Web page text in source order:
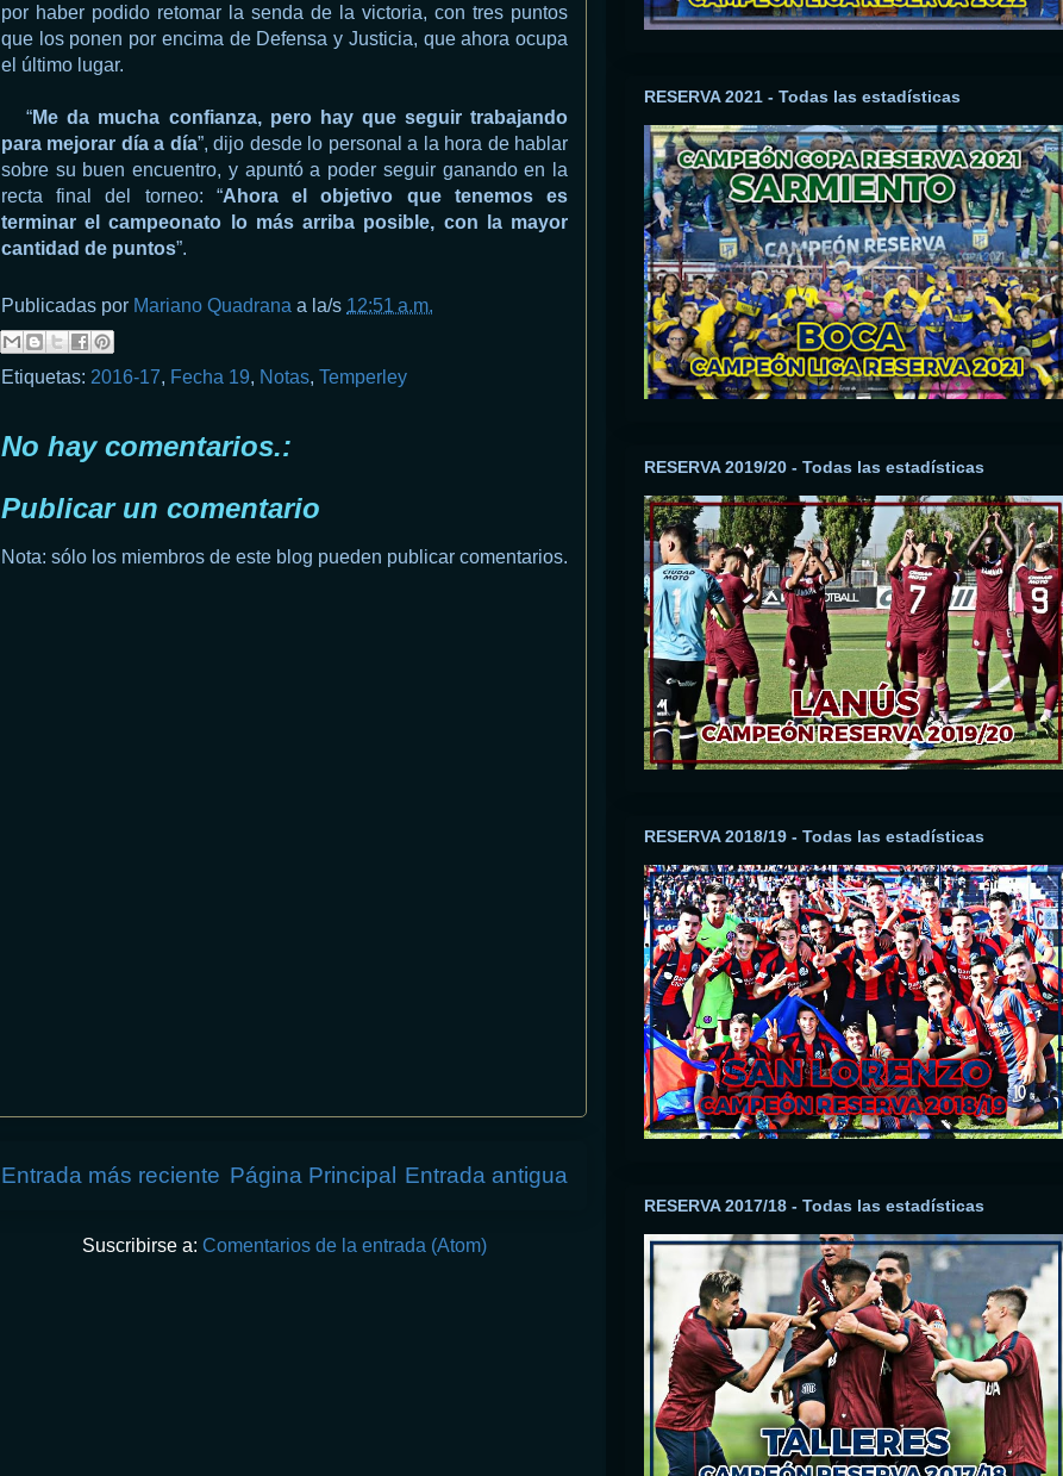
por haber podido retomar la senda de la victoria, con tres puntos
que los ponen por encima de Defensa y Justicia, que ahora ocupa
el último lugar.
“Me da mucha confianza, pero hay que seguir trabajando
para mejorar día a día”, dijo desde lo personal a la hora de hablar
sobre su buen encuentro, y apuntó a poder seguir ganando en la
recta final del torneo: “Ahora el objetivo que tenemos es
terminar el campeonato lo más arriba posible, con la mayor
cantidad de puntos”.
Publicadas por Mariano Quadrana a la/s 12:51 a.m.
Etiquetas: 2016-17, Fecha 19, Notas, Temperley
No hay comentarios.:
Publicar un comentario
Nota: sólo los miembros de este blog pueden publicar comentarios.
Entrada más reciente Entrada antigua
Página Principal
Suscribirse a: Comentarios de la entrada (Atom)
RESERVA 2021 - Todas las estadísticas
RESERVA 2019/20 - Todas las estadísticas
RESERVA 2018/19 - Todas las estadísticas
RESERVA 2017/18 - Todas las estadísticas